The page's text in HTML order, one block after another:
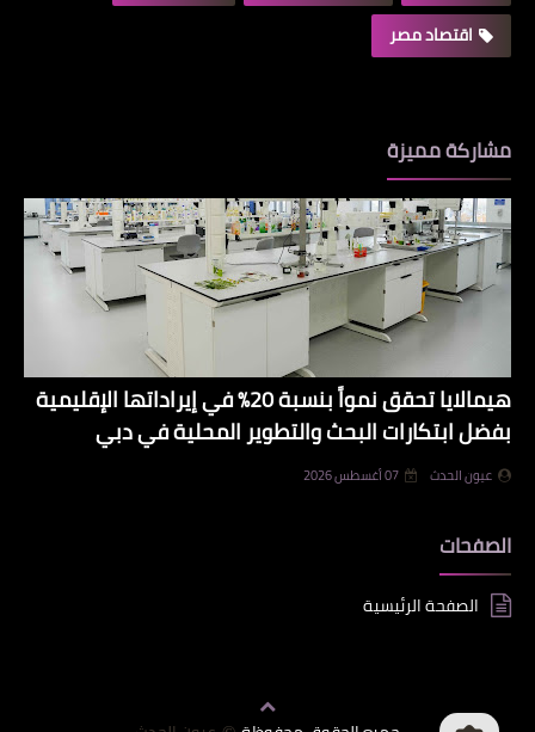
اقتصاد مصر
مشاركة مميزة
هيمالايا تحقق نمواً بنسبة 20% في إيراداتها الإقليمية
بفضل ابتكارات البحث والتطوير المحلية في دبي
عيون الحدث 07 أغسطس 2026
الصفحات
الصفحة الرئيسية